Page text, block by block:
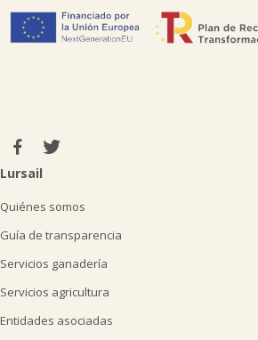
Lursail
Quiénes somos
Guía de transparencia
Servicios ganadería
Servicios agricultura
Entidades asociadas